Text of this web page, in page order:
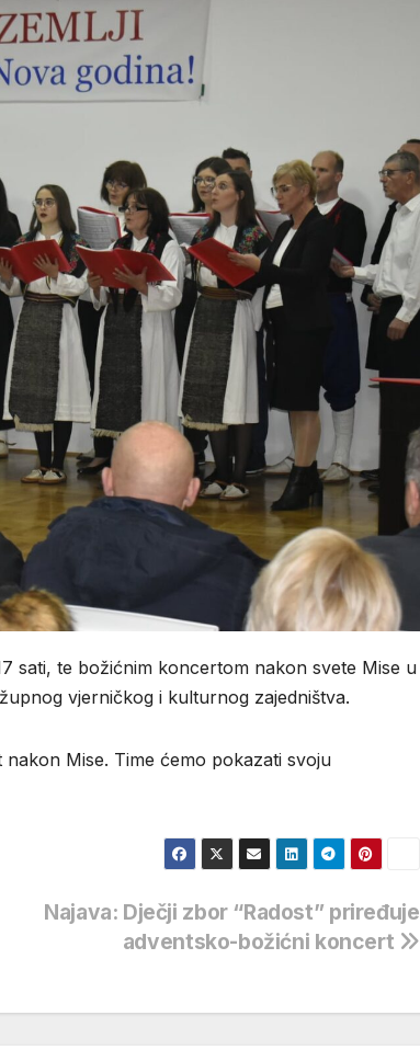
sati, te božićnim koncertom nakon svete Mise u
vjerničkog i kulturnog zajedništva.
Mise. Time ćemo pokazati svoju
Najava: Dječji zbor “Radost” priređuje
adventsko-božićni koncert